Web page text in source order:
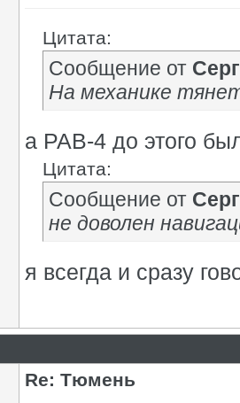
Цитата:
Сообщение от
На механике
а РАВ-4 до этого
Цитата:
Сообщение от
не доволен
я всегда и сразу
Re: Тюмень